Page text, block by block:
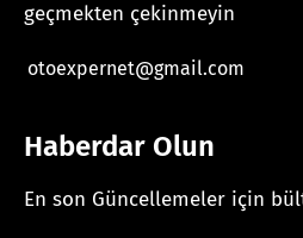
geçmekten çekinmeyin
otoexpernet@gmail.com
Haberdar Olun
En son Güncellemeler için